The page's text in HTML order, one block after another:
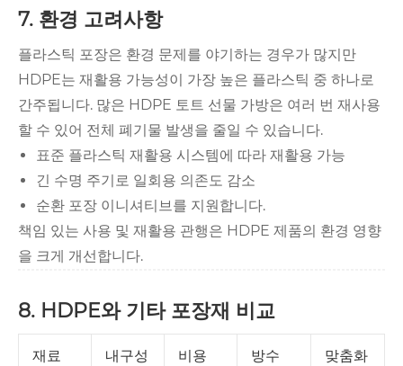
7. 환경 고려사항
플라스틱 포장은 환경 문제를 야기하는 경우가 많지만
HDPE는 재활용 가능성이 가장 높은 플라스틱 중 하나로
간주됩니다. 많은 HDPE 토트 선물 가방은 여러 번 재사용
할 수 있어 전체 폐기물 발생을 줄일 수 있습니다.
표준 플라스틱 재활용 시스템에 따라 재활용 가능
긴 수명 주기로 일회용 의존도 감소
순환 포장 이니셔티브를 지원합니다.
책임 있는 사용 및 재활용 관행은 HDPE 제품의 환경 영향
을 크게 개선합니다.
8. HDPE와 기타 포장재 비교
재료 내구성 비용 방수 맞춤화